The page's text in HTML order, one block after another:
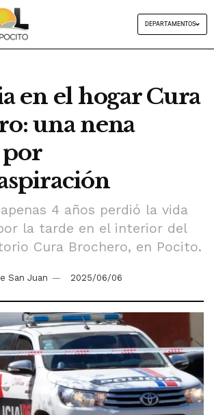
DEPARTAMENTOS
en el hogar Cura
una nena
4 años perdió la vida
la tarde en el interior del
Cura Brochero, en Pocito.
San Juan 2025/06/06